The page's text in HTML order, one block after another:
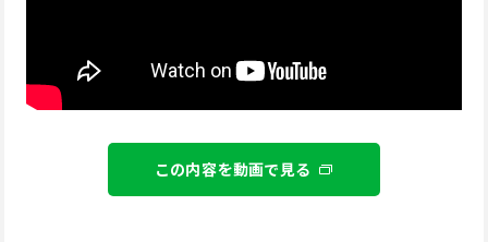
この内容を動画で見る